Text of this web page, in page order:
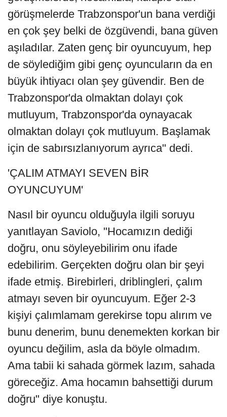
görüşmelerde Trabzonspor'un bana verdiği
en çok şey belki de özgüvendi, bana güven
aşıladılar. Zaten genç bir oyuncuyum, hep
de söylediğim gibi genç oyuncuların da en
büyük ihtiyacı olan şey güvendir. Ben de
Trabzonspor'da olmaktan dolayı çok
mutluyum, Trabzonspor'da oynayacak
olmaktan dolayı çok mutluyum. Başlamak
için de sabırsızlanıyorum ayrıca" dedi.
'ÇALIM ATMAYI SEVEN BİR
OYUNCUYUM'
Nasıl bir oyuncu olduğuyla ilgili soruyu
yanıtlayan Saviolo, "Hocamızın dediği
doğru, onu söyleyebilirim onu ifade
edebilirim. Gerçekten doğru olan bir şeyi
ifade etmiş. Birebirleri, driblingleri, çalım
atmayı seven bir oyuncuyum. Eğer 2-3
kişiyi çalımlamam gerekirse topu alırım ve
bunu denerim, bunu denemekten korkan bir
oyuncu değilim, asla da böyle olmadım.
Ama tabii ki sahada görmek lazım, sahada
göreceğiz. Ama hocamın bahsettiği durum
doğru" diye konuştu.